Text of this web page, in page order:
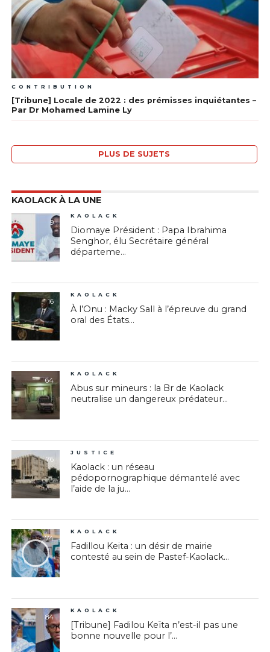
CONTRIBUTION
[Tribune] Locale de 2022 : des prémisses inquiétantes –
Par Dr Mohamed Lamine Ly
PLUS DE SUJETS
KAOLACK À LA UNE
9
KAOLACK
Diomaye Président : Papa Ibrahima
Senghor, élu Secrétaire général
départeme...
16
KAOLACK
À l’Onu : Macky Sall à l’épreuve du grand
oral des États...
64
KAOLACK
Abus sur mineurs : la Br de Kaolack
neutralise un dangereux prédateur...
76
JUSTICE
Kaolack : un réseau
pédopornographique démantelé avec
l’aide de la ju...
74
KAOLACK
Fadillou Keita : un désir de mairie
contesté au sein de Pastef-Kaolack...
84
KAOLACK
[Tribune] Fadilou Keïta n’est-il pas une
bonne nouvelle pour l’...